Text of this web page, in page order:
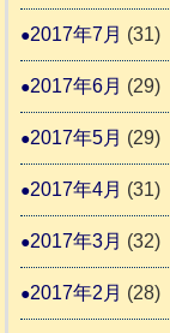
2017年7月 (31)
2017年6月 (29)
2017年5月 (29)
2017年4月 (31)
2017年3月 (32)
2017年2月 (28)